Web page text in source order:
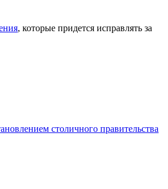
, которые придется исправлять за
столичного правительства